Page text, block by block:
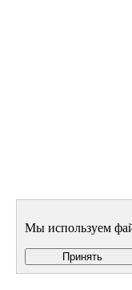
Мы используем
Принять